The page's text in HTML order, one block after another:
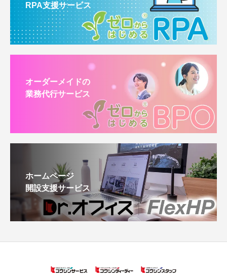
RPA支援サービス
オーダーメイドの
業務代行サービス
ホームページ
開設支援サービス